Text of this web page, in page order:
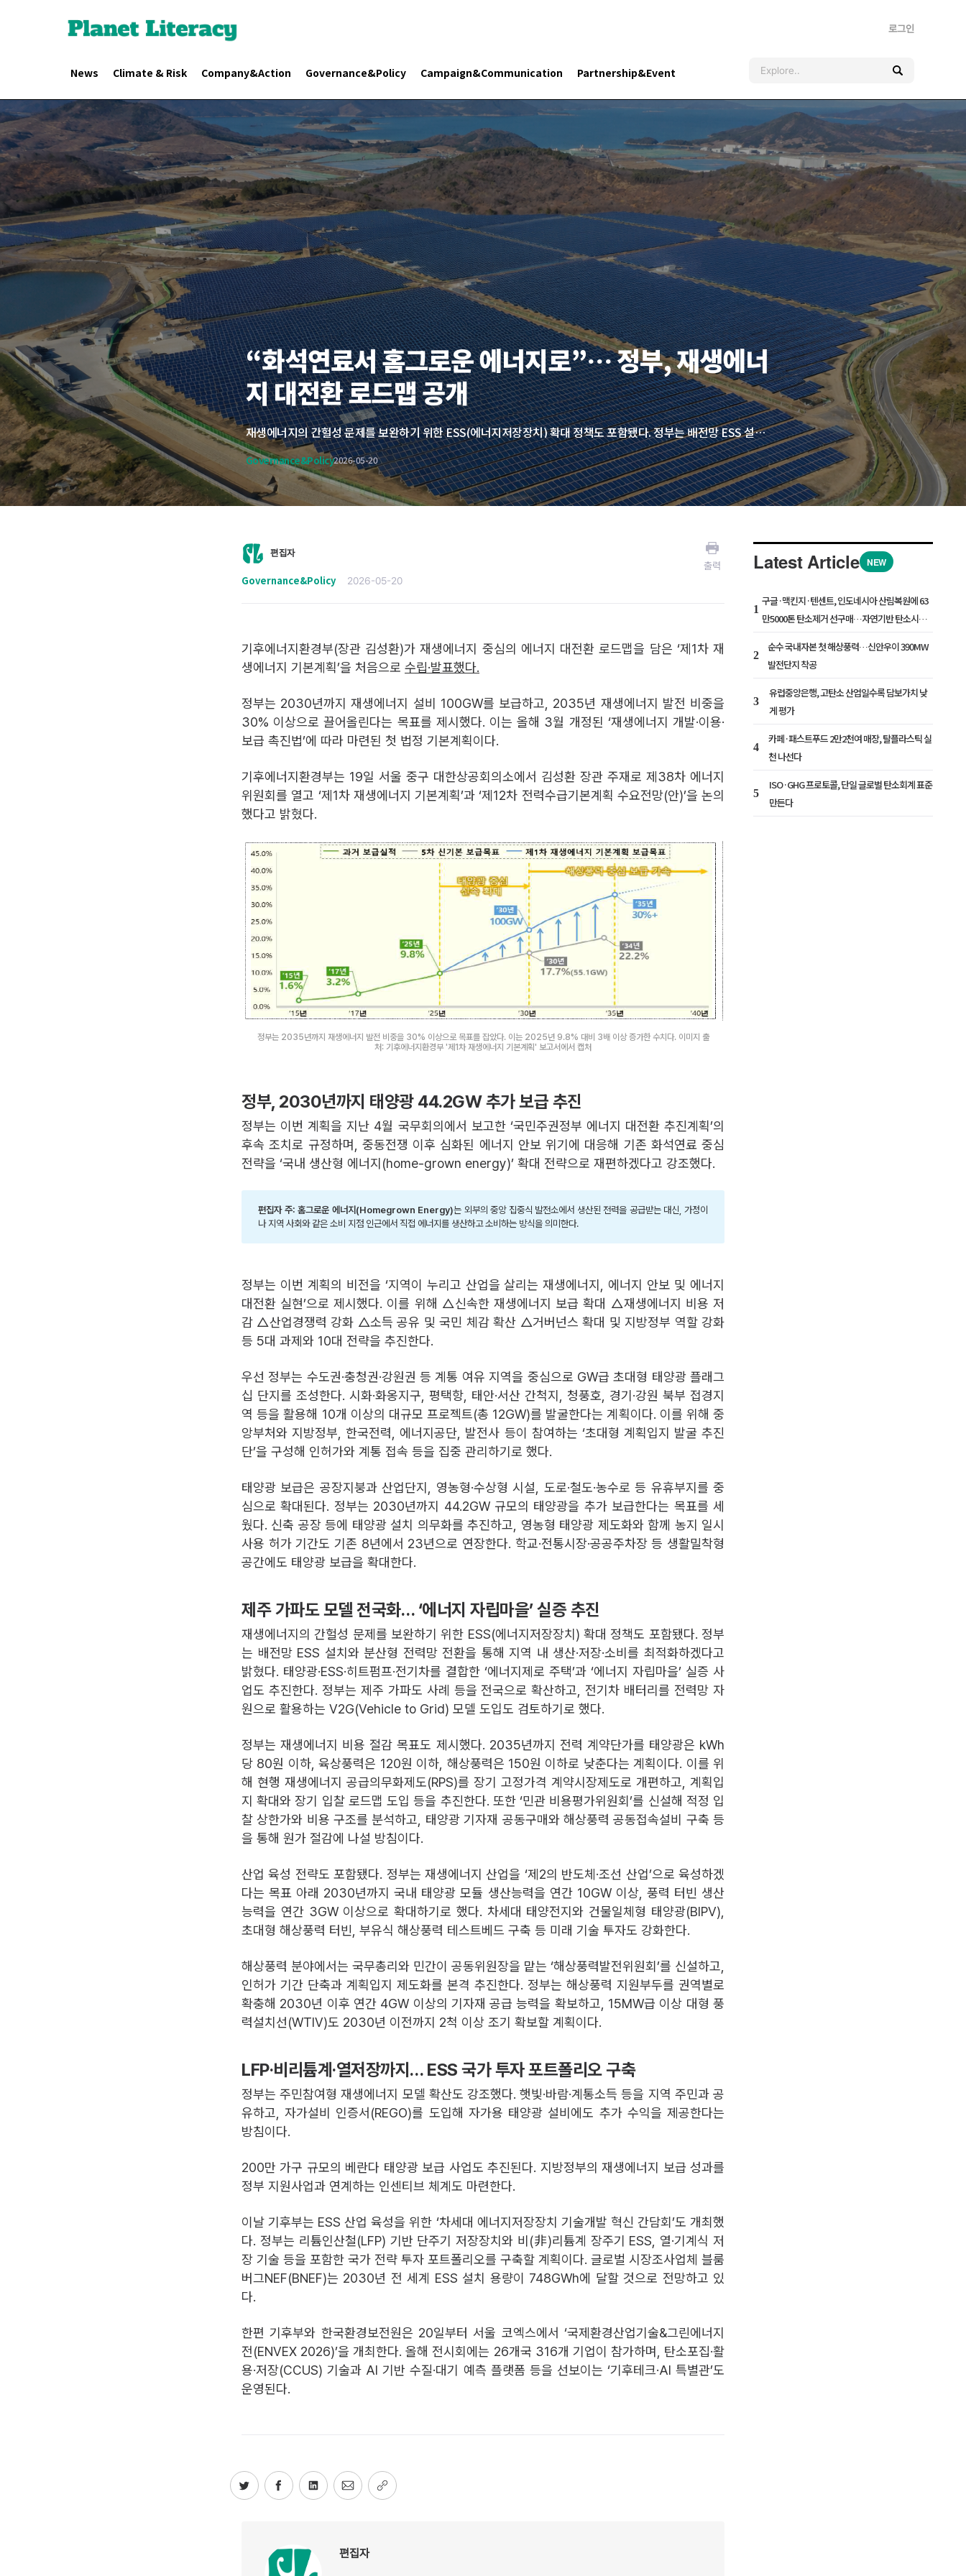
로그인
News Climate & Risk Company&Action Governance&Policy Campaign&Communication Partnership&Event
Search 플래닛 리터러시
“화석연료서 홈그로운 에너지로”… 정부, 재생에너
지 대전환 로드맵 공개
재생에너지의 간헐성 문제를 보완하기 위한 ESS(에너지저장장치) 확대 정책도 포함됐다. 정부는 배전망 ESS 설치와 분산형 전력망 전환을 통해 지역 내 생산·저장·소비를 최적화하겠다고 밝혔다. 태양광·ESS·히트펌프·전기차를 결합한 ‘에너지제로 주택’과 ‘에너지 자립마을’ 실증 사업도 추진한다. 정부는 제주 가파도 사례 등을 전국으로 확산하고, 전기차 배터리를 전력망 자원으로 활용하는 V2G(Vehicle to Grid) 모델 도입도 검토하기로 했다.
Governance&Policy2026-05-20
편집자
출력
Governance&Policy 2026-05-20
기후에너지환경부(장관 김성환)가 재생에너지 중심의 에너지 대전환 로드맵을 담은 ‘제1차 재
생에너지 기본계획’을 처음으로 수립·발표했다.
정부는 2030년까지 재생에너지 설비 100GW를 보급하고, 2035년 재생에너지 발전 비중을
30% 이상으로 끌어올린다는 목표를 제시했다. 이는 올해 3월 개정된 ‘재생에너지 개발·이용·
보급 촉진법’에 따라 마련된 첫 법정 기본계획이다.
기후에너지환경부는 19일 서울 중구 대한상공회의소에서 김성환 장관 주재로 제38차 에너지
위원회를 열고 ‘제1차 재생에너지 기본계획’과 ‘제12차 전력수급기본계획 수요전망(안)’을 논의
했다고 밝혔다.
정부는 2035년까지 재생에너지 발전 비중을 30% 이상으로 목표를 잡았다. 이는 2025년 9.8% 대비 3배 이상 증가한 수치다. 이미지 출
처: 기후에너지환경부 '제1차 재생에너지 기본계획' 보고서에서 캡처
정부, 2030년까지 태양광 44.2GW 추가 보급 추진
정부는 이번 계획을 지난 4월 국무회의에서 보고한 ‘국민주권정부 에너지 대전환 추진계획’의
후속 조치로 규정하며, 중동전쟁 이후 심화된 에너지 안보 위기에 대응해 기존 화석연료 중심
전략을 ‘국내 생산형 에너지(home-grown energy)’ 확대 전략으로 재편하겠다고 강조했다.
편집자 주: 홈그로운 에너지(Homegrown Energy)는 외부의 중앙 집중식 발전소에서 생산된 전력을 공급받는 대신, 가정이
나 지역 사회와 같은 소비 지점 인근에서 직접 에너지를 생산하고 소비하는 방식을 의미한다.
정부는 이번 계획의 비전을 ‘지역이 누리고 산업을 살리는 재생에너지, 에너지 안보 및 에너지
대전환 실현’으로 제시했다. 이를 위해 △신속한 재생에너지 보급 확대 △재생에너지 비용 저
감 △산업경쟁력 강화 △소득 공유 및 국민 체감 확산 △거버넌스 확대 및 지방정부 역할 강화
등 5대 과제와 10대 전략을 추진한다.
우선 정부는 수도권·충청권·강원권 등 계통 여유 지역을 중심으로 GW급 초대형 태양광 플래그
십 단지를 조성한다. 시화·화옹지구, 평택항, 태안·서산 간척지, 청풍호, 경기·강원 북부 접경지
역 등을 활용해 10개 이상의 대규모 프로젝트(총 12GW)를 발굴한다는 계획이다. 이를 위해 중
앙부처와 지방정부, 한국전력, 에너지공단, 발전사 등이 참여하는 ‘초대형 계획입지 발굴 추진
단’을 구성해 인허가와 계통 접속 등을 집중 관리하기로 했다.
태양광 보급은 공장지붕과 산업단지, 영농형·수상형 시설, 도로·철도·농수로 등 유휴부지를 중
심으로 확대된다. 정부는 2030년까지 44.2GW 규모의 태양광을 추가 보급한다는 목표를 세
웠다. 신축 공장 등에 태양광 설치 의무화를 추진하고, 영농형 태양광 제도화와 함께 농지 일시
사용 허가 기간도 기존 8년에서 23년으로 연장한다. 학교·전통시장·공공주차장 등 생활밀착형
공간에도 태양광 보급을 확대한다.
제주 가파도 모델 전국화… ‘에너지 자립마을’ 실증 추진
재생에너지의 간헐성 문제를 보완하기 위한 ESS(에너지저장장치) 확대 정책도 포함됐다. 정부
는 배전망 ESS 설치와 분산형 전력망 전환을 통해 지역 내 생산·저장·소비를 최적화하겠다고
밝혔다. 태양광·ESS·히트펌프·전기차를 결합한 ‘에너지제로 주택’과 ‘에너지 자립마을’ 실증 사
업도 추진한다. 정부는 제주 가파도 사례 등을 전국으로 확산하고, 전기차 배터리를 전력망 자
원으로 활용하는 V2G(Vehicle to Grid) 모델 도입도 검토하기로 했다.
정부는 재생에너지 비용 절감 목표도 제시했다. 2035년까지 전력 계약단가를 태양광은 kWh
당 80원 이하, 육상풍력은 120원 이하, 해상풍력은 150원 이하로 낮춘다는 계획이다. 이를 위
해 현행 재생에너지 공급의무화제도(RPS)를 장기 고정가격 계약시장제도로 개편하고, 계획입
지 확대와 장기 입찰 로드맵 도입 등을 추진한다. 또한 ‘민관 비용평가위원회’를 신설해 적정 입
찰 상한가와 비용 구조를 분석하고, 태양광 기자재 공동구매와 해상풍력 공동접속설비 구축 등
을 통해 원가 절감에 나설 방침이다.
산업 육성 전략도 포함됐다. 정부는 재생에너지 산업을 ‘제2의 반도체·조선 산업’으로 육성하겠
다는 목표 아래 2030년까지 국내 태양광 모듈 생산능력을 연간 10GW 이상, 풍력 터빈 생산
능력을 연간 3GW 이상으로 확대하기로 했다. 차세대 태양전지와 건물일체형 태양광(BIPV),
초대형 해상풍력 터빈, 부유식 해상풍력 테스트베드 구축 등 미래 기술 투자도 강화한다.
해상풍력 분야에서는 국무총리와 민간이 공동위원장을 맡는 ‘해상풍력발전위원회’를 신설하고,
인허가 기간 단축과 계획입지 제도화를 본격 추진한다. 정부는 해상풍력 지원부두를 권역별로
확충해 2030년 이후 연간 4GW 이상의 기자재 공급 능력을 확보하고, 15MW급 이상 대형 풍
력설치선(WTIV)도 2030년 이전까지 2척 이상 조기 확보할 계획이다.
LFP·비리튬계·열저장까지… ESS 국가 투자 포트폴리오 구축
정부는 주민참여형 재생에너지 모델 확산도 강조했다. 햇빛·바람·계통소득 등을 지역 주민과 공
유하고, 자가설비 인증서(REGO)를 도입해 자가용 태양광 설비에도 추가 수익을 제공한다는
방침이다.
200만 가구 규모의 베란다 태양광 보급 사업도 추진된다. 지방정부의 재생에너지 보급 성과를
정부 지원사업과 연계하는 인센티브 체계도 마련한다.
이날 기후부는 ESS 산업 육성을 위한 ‘차세대 에너지저장장치 기술개발 혁신 간담회’도 개최했
다. 정부는 리튬인산철(LFP) 기반 단주기 저장장치와 비(非)리튬계 장주기 ESS, 열·기계식 저
장 기술 등을 포함한 국가 전략 투자 포트폴리오를 구축할 계획이다. 글로벌 시장조사업체 블룸
버그NEF(BNEF)는 2030년 전 세계 ESS 설치 용량이 748GWh에 달할 것으로 전망하고 있
다.
한편 기후부와 한국환경보전원은 20일부터 서울 코엑스에서 ‘국제환경산업기술&그린에너지
전(ENVEX 2026)’을 개최한다. 올해 전시회에는 26개국 316개 기업이 참가하며, 탄소포집·활
용·저장(CCUS) 기술과 AI 기반 수질·대기 예측 플랫폼 등을 선보이는 ‘기후테크·AI 특별관’도
운영된다.
편집자
Latest Article NEW
1
구글·맥킨지·텐센트, 인도네시아 산림복원에 63
만5000톤 탄소제거 선구매…자연기반 탄소시장
2
순수 국내자본 첫 해상풍력…신안우이 390MW
발전단지 착공
3
유럽중앙은행, 고탄소 산업일수록 담보가치 낮
게 평가
4
카페·패스트푸드 2만2천여 매장, 탈플라스틱 실
천 나선다
5
ISO·GHG 프로토콜, 단일 글로벌 탄소회계 표준
만든다